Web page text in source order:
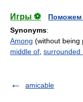
Игры ⚽
Поможем
Synonyms:
Among (without being
middle of surrounded
amicable